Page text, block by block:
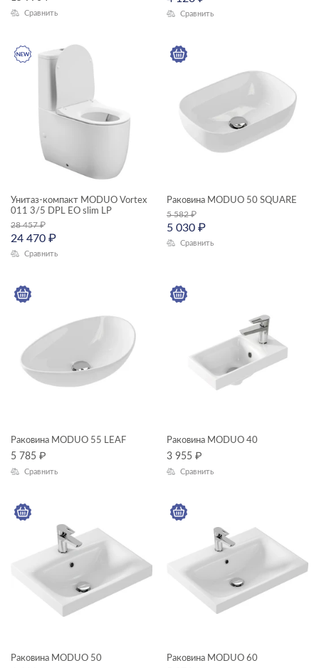
душевая система
модули для тумбы
модули для шкафчиков
раковины мебельные
раковины на столешницу
смесители
унитазы подвесные
унитазы-компакты
ГАБАРИТЫ
Длина, см
Глубина, см
КОЛЛЕКЦИЯ
Сравнить Сравнить
Унитаз-компакт MODUO Vortex
011 3/5 DPL EO slim LP
28 457₽
24 470 ₽
Сравнить
Раковина MODUO 50 SQUARE
5 582₽
5 030 ₽
Сравнить
Раковина MODUO 55 LEAF
5 785 ₽
Сравнить
Раковина MODUO 40
3 955 ₽
Сравнить
Раковина MODUO 50 Раковина MODUO 60